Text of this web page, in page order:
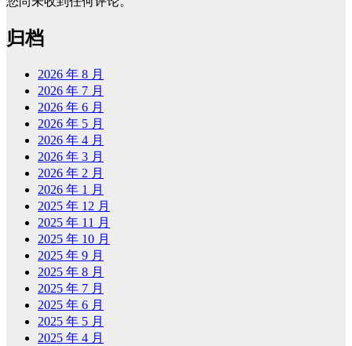
归档
2026 年 8 月
2026 年 7 月
2026 年 6 月
2026 年 5 月
2026 年 4 月
2026 年 3 月
2026 年 2 月
2026 年 1 月
2025 年 12 月
2025 年 11 月
2025 年 10 月
2025 年 9 月
2025 年 8 月
2025 年 7 月
2025 年 6 月
2025 年 5 月
2025 年 4 月